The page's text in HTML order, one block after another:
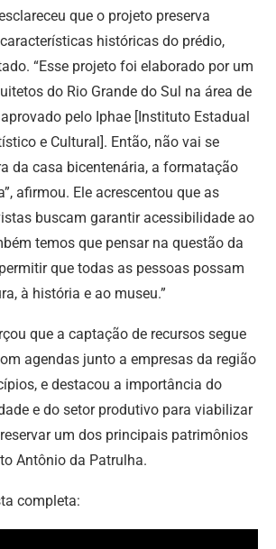
que o projeto preserva
históricas do prédio,
“Esse projeto foi elaborado por um
do Rio Grande do Sul na área de
pelo Iphae [Instituto Estadual
e Cultural]. Então, não vai se
da casa bicentenária, a formatação
afirmou. Ele acrescentou que as
buscam garantir acessibilidade ao
temos que pensar na questão da
que todas as pessoas possam
à história e ao museu.”
que a captação de recursos segue
agendas junto a empresas da região
e destacou a importância do
e do setor produtivo para viabilizar
um dos principais patrimônios
Antônio da Patrulha.
completa: